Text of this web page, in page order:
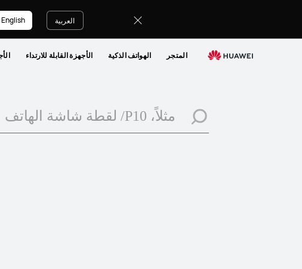
العربية English
المتجر الهواتف الذكية الأجهزة القابلة للارتداء